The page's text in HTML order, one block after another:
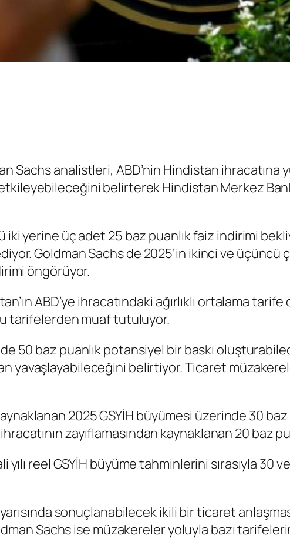
Sachs analistleri, ABD’nin Hindistan ihracatına
belirterek Hindistan Merkez
yerine üç adet 25 baz puanlık faiz indirimi
Goldman Sachs de 2025’in ikinci ve üçüncü
öngörüyor.
ABD’ye ihracatındaki ağırlıklı ortalama
tarifelerden muaf tutuluyor.
50 baz puanlık potansiyel bir baskı
yavaşlayabileceğini belirtiyor. Ticaret
2025 GSYİH büyümesi üzerinde 30 baz
zayıflamasından kaynaklanan 20 baz
yılı reel GSYİH büyüme tahminlerini sırasıyla 30
sonuçlanabilecek ikili bir ticaret
Sachs ise müzakereler yoluyla bazı